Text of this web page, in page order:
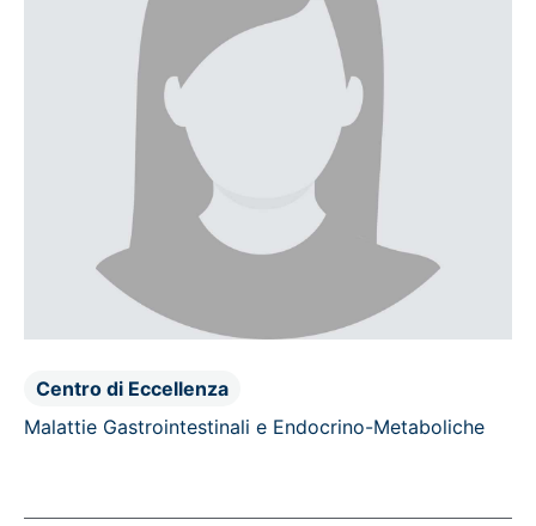
Centro di Eccellenza
Malattie Gastrointestinali e Endocrino-Metaboliche